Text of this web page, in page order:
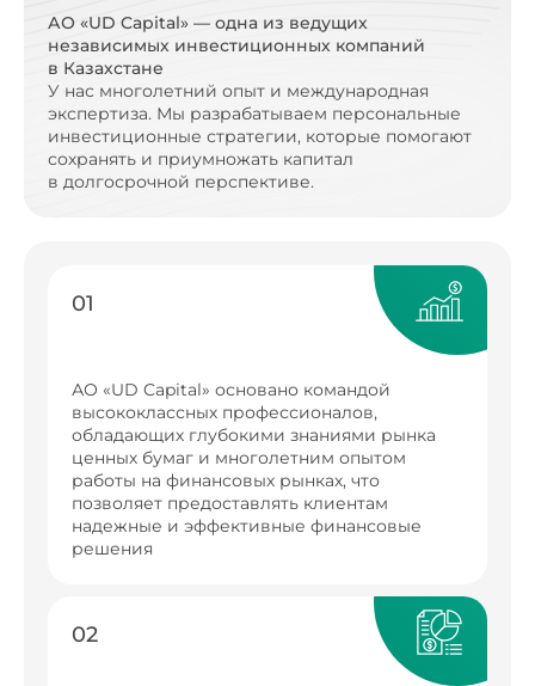
АО «UD Capital» — одна из ведущих
независимых инвестиционных компаний
в Казахстане
У нас многолетний опыт и международная
экспертиза. Мы разрабатываем персональные
инвестиционные стратегии, которые помогают
сохранять и приумножать капитал
в долгосрочной перспективе.
01
АО «UD Capital» основано командой
высококлассных профессионалов,
обладающих глубокими знаниями рынка
ценных бумаг и многолетним опытом
работы на финансовых рынках, что
позволяет предоставлять клиентам
надежные и эффективные финансовые
решения
02